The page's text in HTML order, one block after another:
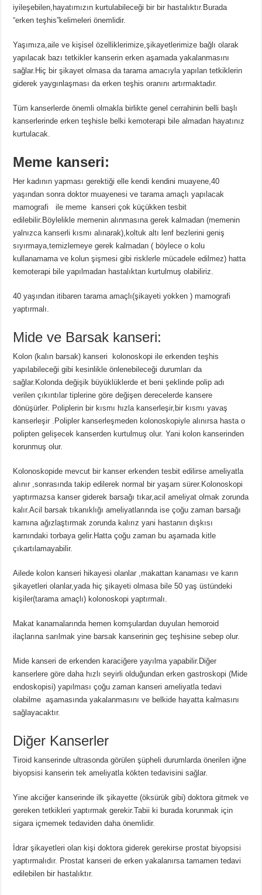
iyileşebilen,hayatımızın kurtulabileceği bir bir hastalıktır.Burada
“erken teşhis”kelimeleri önemlidir.
Yaşımıza,aile ve kişisel özelliklerimize,şikayetlerimize bağlı olarak
yapılacak bazı tetkikler kanserin erken aşamada yakalanmasını
sağlar.Hiç bir şikayet olmasa da tarama amacıyla yapılan tetkiklerin
giderek yaygınlaşması da erken teşhis oranını artırmaktadır.
Tüm kanserlerde önemli olmakla birlikte genel cerrahinin belli başlı
kanserlerinde erken teşhisle belki kemoterapi bile almadan hayatınız
kurtulacak.
Meme kanseri:
Her kadının yapması gerektiği elle kendi kendini muayene,40
yaşından sonra doktor muayenesi ve tarama amaçlı yapılacak
mamografi ile meme kanseri çok küçükken tesbit
edilebilir.Böylelikle memenin alınmasına gerek kalmadan (memenin
yalnızca kanserli kısmı alınarak),koltuk altı lenf bezlerini geniş
sıyırmaya,temizlemeye gerek kalmadan ( böylece o kolu
kullanamama ve kolun şişmesi gibi risklerle mücadele edilmez) hatta
kemoterapi bile yapılmadan hastalıktan kurtulmuş olabiliriz.
40 yaşından itibaren tarama amaçlı(şikayeti yokken ) mamografi
yaptırmalı.
Mide ve Barsak kanseri:
Kolon (kalın barsak) kanseri kolonoskopi ile erkenden teşhis
yapılabileceği gibi kesinlikle önlenebileceği durumları da
sağlar.Kolonda değişik büyüklüklerde et beni şeklinde polip adı
verilen çıkıntılar tiplerine göre değişen derecelerde kansere
dönüşürler. Poliplerin bir kısmı hızla kanserleşir,bir kısmı yavaş
kanserleşir .Polipler kanserleşmeden kolonoskopiyle alınırsa hasta o
polipten gelişecek kanserden kurtulmuş olur. Yani kolon kanserinden
korunmuş olur.
Kolonoskopide mevcut bir kanser erkenden tesbit edilirse ameliyatla
alınır ,sonrasında takip edilerek normal bir yaşam sürer.Kolonoskopi
yaptırmazsa kanser giderek barsağı tıkar,acil ameliyat olmak zorunda
kalır.Acil barsak tıkanıklığı ameliyatlarında ise çoğu zaman barsağı
karnına ağızlaştırmak zorunda kalırız yani hastanın dışkısı
karnındaki torbaya gelir.Hatta çoğu zaman bu aşamada kitle
çıkartılamayabilir.
Ailede kolon kanseri hikayesi olanlar ,makattan kanaması ve karın
şikayetleri olanlar,yada hiç şikayeti olmasa bile 50 yaş üstündeki
kişiler(tarama amaçlı) kolonoskopi yaptırmalı.
Makat kanamalarında hemen komşulardan duyulan hemoroid
ilaçlarına sarılmak yine barsak kanserinin geç teşhisine sebep olur.
Mide kanseri de erkenden karaciğere yayılma yapabilir.Diğer
kanserlere göre daha hızlı seyirli olduğundan erken gastroskopi (Mide
endoskopisi) yapılması çoğu zaman kanseri ameliyatla tedavi
olabilme aşamasında yakalanmasını ve belkide hayatta kalmasını
sağlayacaktır.
Diğer Kanserler
Tiroid kanserinde ultrasonda görülen şüpheli durumlarda önerilen iğne
biyopsisi kanserin tek ameliyatla kökten tedavisini sağlar.
Yine akciğer kanserinde ilk şikayette (öksürük gibi) doktora gitmek ve
gereken tetkikleri yaptırmak gerekir.Tabii ki burada korunmak için
sigara içmemek tedaviden daha önemlidir.
İdrar şikayetleri olan kişi doktora giderek gerekirse prostat biyopsisi
yaptırmalıdır. Prostat kanseri de erken yakalanırsa tamamen tedavi
edilebilen bir hastalıktır.